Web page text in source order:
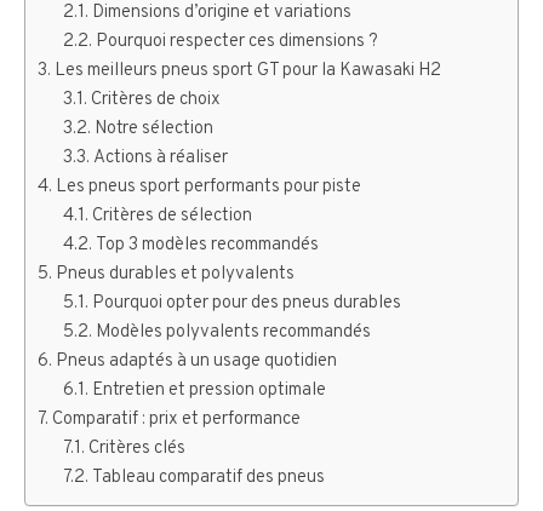
Dimensions d’origine et variations
Pourquoi respecter ces dimensions ?
Les meilleurs pneus sport GT pour la Kawasaki H2
Critères de choix
Notre sélection
Actions à réaliser
Les pneus sport performants pour piste
Critères de sélection
Top 3 modèles recommandés
Pneus durables et polyvalents
Pourquoi opter pour des pneus durables
Modèles polyvalents recommandés
Pneus adaptés à un usage quotidien
Entretien et pression optimale
Comparatif : prix et performance
Critères clés
Tableau comparatif des pneus